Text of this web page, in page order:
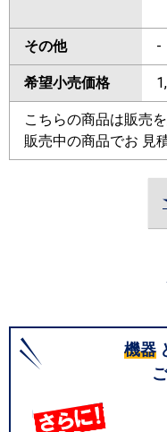
その他 -
希望小売価格
こちらの商品は販売
販売中の商品でお 見
機器